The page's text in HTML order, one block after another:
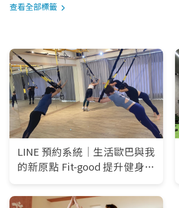
查看全部標籤
LINE 預約系統｜生活歐巴與我
的新原點 Fit-good 提升健身房
活